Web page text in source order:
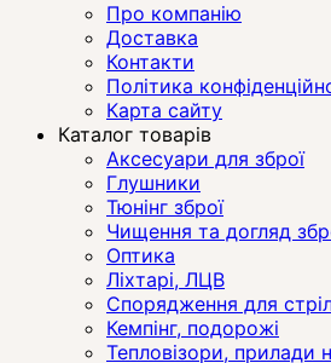
Про компанію
Доставка
Контакти
Політика
Карта сайту
Каталог товарів
Аксесуари для зброї
Глушники
Тюнінг зброї
Чищення та догляд
Оптика
Ліхтарі, ЛЦВ
Спорядження для
Кемпінг, подорожі
Тепловізори, прилади